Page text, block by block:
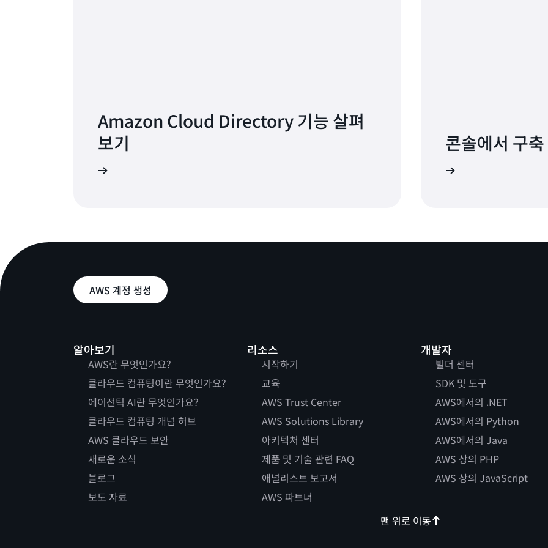
Amazon Cloud Directory 기능 살펴
보기
콘솔에서 구
AWS 계정 생성
알아보기
AWS란 무엇인가요?
클라우드 컴퓨팅이란 무엇인가요?
에이전틱 AI란 무엇인가요?
클라우드 컴퓨팅 개념 허브
AWS 클라우드 보안
새로운 소식
블로그
보도 자료
리소스
시작하기
교육
AWS Trust Center
AWS Solutions Library
아키텍처 센터
제품 및 기술 관련 FAQ
애널리스트 보고서
AWS 파트너
개발자
빌더 센터
SDK 및 도구
AWS에서의 .NET
AWS에서의 Python
AWS에서의 Java
AWS 상의 PHP
AWS 상의 JavaScript
맨 위로 이동